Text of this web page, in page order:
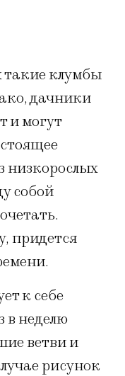
такие клумбы
дачники
и могут
низкорослых
собой
придется
к себе
в неделю
ветви и
рисунок